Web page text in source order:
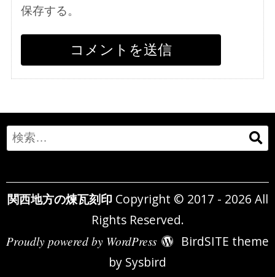
保存する。
Search
for:
関西地方の煉瓦刻印 Copyright © 2017 - 2026 All
Rights Reserved.
Proudly powered by WordPress
BirdSITE theme
by Sysbird